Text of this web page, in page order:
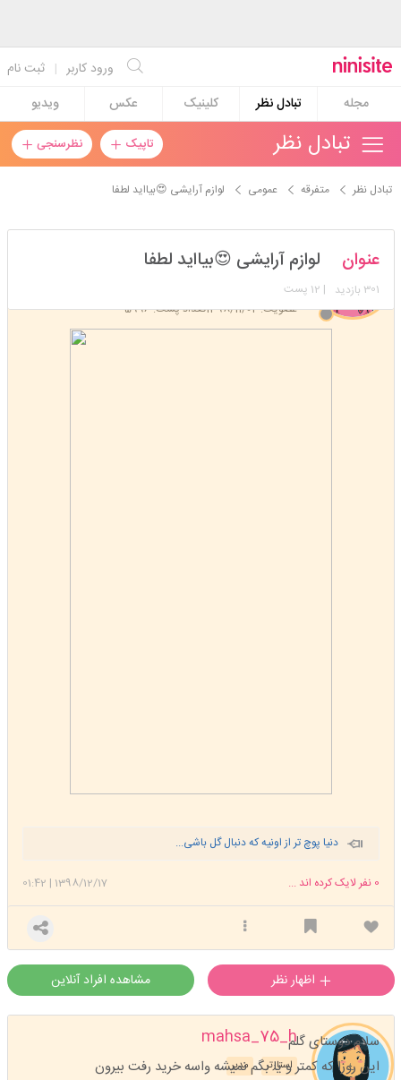
ثبت نام | ورود کاربر
مجله
تبادل نظر کلینیک عکس ویدیو
تاپیک نظرسنجی تبادل نظر
تبادل نظر متفرقه عمومی لوازم آرایشی 😍بیااید لطفا
mahsa_75_h
عضویت: 1398/11/04 تعداد پست: 5996
عنوان لوازم آرایشی 😍بیااید لطفا
301 بازدید | 12 پست
دنیا پوچ تر از اونیه که دنبال گل باشی...
1398/12/17
|
01:42 0 نفر لایک کرده اند ...
مشاهده افراد آنلاین
mahsa_75_h
مدیر استارتر
سلام دوستای گلم
این روزا که کمتر و یا بگم نمیشه واسه خرید رفت بیرون